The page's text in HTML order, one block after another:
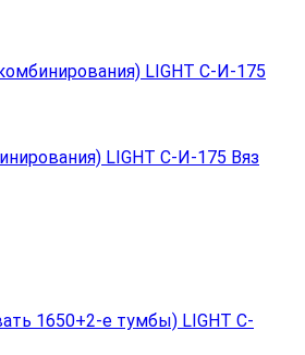
LIGHT С-И-175 Вяз